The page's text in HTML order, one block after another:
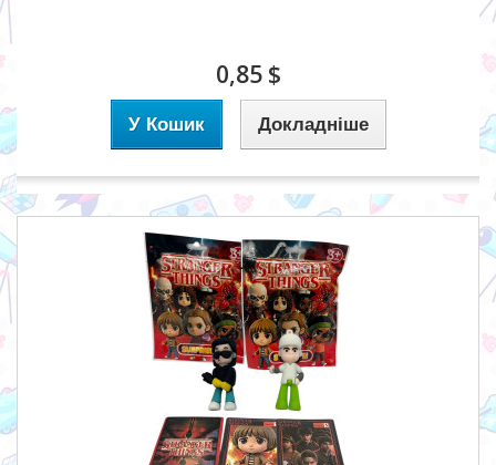
0,85 $
У Кошик Докладніше